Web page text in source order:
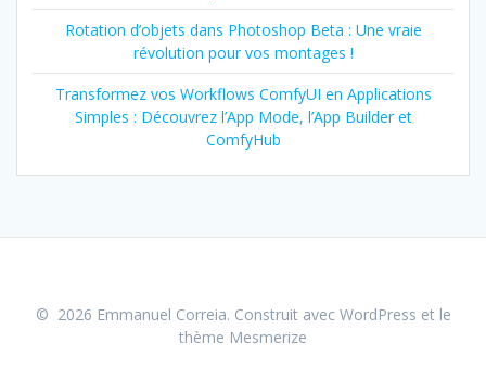
Rotation d’objets dans Photoshop Beta : Une vraie
révolution pour vos montages !
Transformez vos Workflows ComfyUI en Applications
Simples : Découvrez l’App Mode, l’App Builder et
ComfyHub
© 2026 Emmanuel Correia. Construit avec WordPress et le
thème Mesmerize